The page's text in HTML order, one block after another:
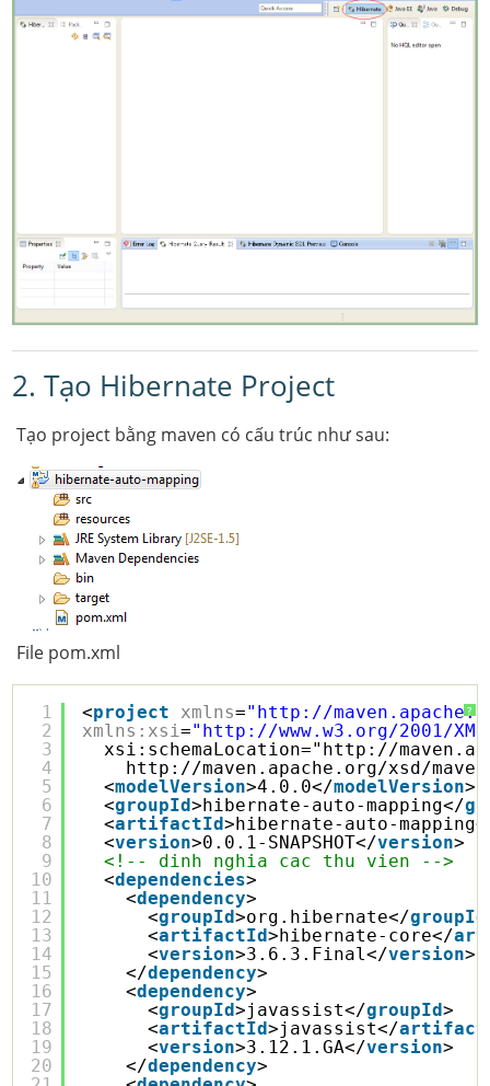
2. Tạo Hibernate Project
Tạo project bằng maven có cấu trúc như sau:
File pom.xml
?
1
2
3
4
5
6
7
8
9
10
11
12
13
14
15
16
17
18
19
20
<project xmlns=" http://
xmlns:xsi=" http://www.w3.org/2001/
xsi:schemaLocation=" http://
http://maven.apache.org/xsd/
<modelVersion>4.0.0</modelVersion>
<groupId>hibernate-auto-mapping</
<artifactId>hibernate-auto-
<version>0.0.1-SNAPSHOT</version>
<!-- dinh nghia cac thu vien -->
<dependencies>
<dependency>
<groupId>org.hibernate</groupId
<artifactId>hibernate-core</
<version>3.6.3.Final</version>
</dependency>
<dependency>
<groupId>javassist</groupId>
<artifactId>javassist</
<version>3.12.1.GA</version>
</dependency>